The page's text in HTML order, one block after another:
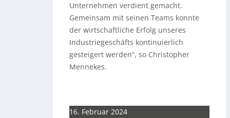
Unternehmen verdient gemacht.
Gemeinsam mit seinen Teams konnte
der wirtschaftliche Erfolg unseres
Industriegeschäfts kontinuierlich
gesteigert werden“, so Christopher
Mennekes.
16. Februar 2024